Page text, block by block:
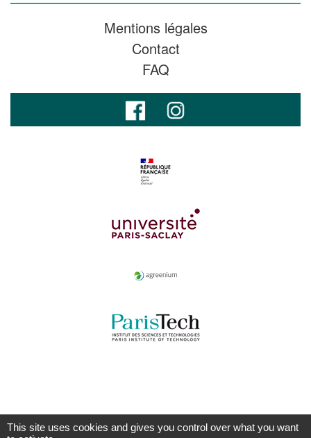
Mentions légales
Contact
FAQ
This site uses cookies and gives you control over what you want